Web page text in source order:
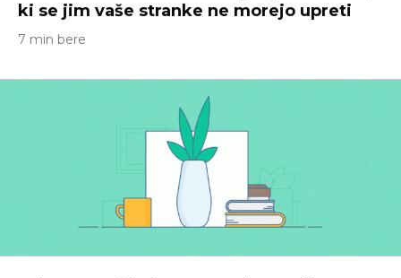
ki se jim vaše stranke ne morejo upreti
7 min bere